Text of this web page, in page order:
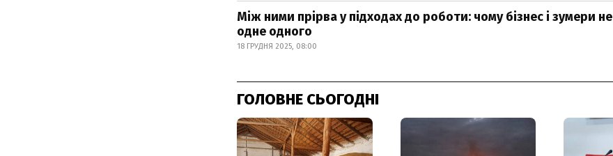
Між ними прірва у підходах до роботи: чому бізнес і зумери
одне одного
18 ГРУДНЯ 2025, 08:00
ГОЛОВНЕ СЬОГОДНІ